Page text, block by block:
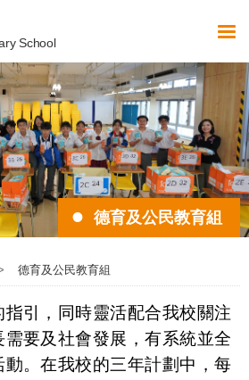
School
德育及公民教育組
德育及公民教育組
引，同時靈活配合我校關注
要及社會發展，有系統並全
。在我校的三年計劃中，每